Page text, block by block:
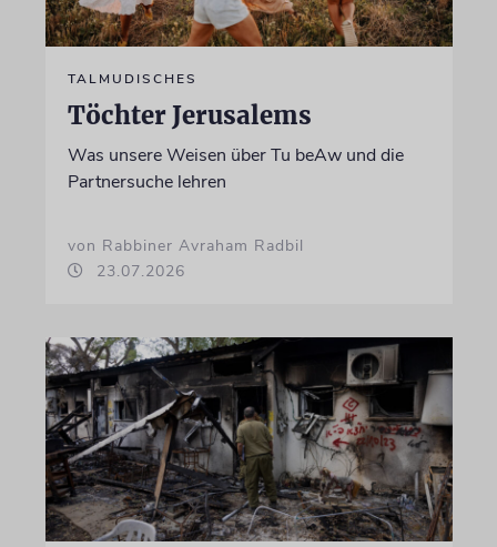
TALMUDISCHES
Töchter Jerusalems
Was unsere Weisen über Tu beAw und die
Partnersuche lehren
von Rabbiner Avraham Radbil
23.07.2026